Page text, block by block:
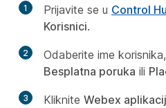
1 Prijavite se u Control
Korisnici.
2
Odaberite ime
Besplatna poruka ili
3 Kliknite Webex